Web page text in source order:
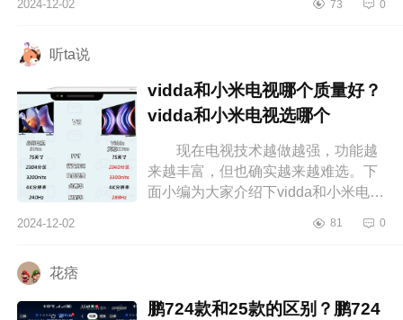
点 tclq系列和t系列哪个好 ...
2024-12-02 73 0
听ta说
vidda和小米电视哪个质量好？
vidda和小米电视选哪个
现在电视技术越做越强，功能越
来越丰富，但也确实越来越难选。下
面小编为大家介绍下vidda和小米电视
个 vidda和小米电视哪个质量
2024-12-02 81 0
花痞
鹏724款和25款的区别？鹏724